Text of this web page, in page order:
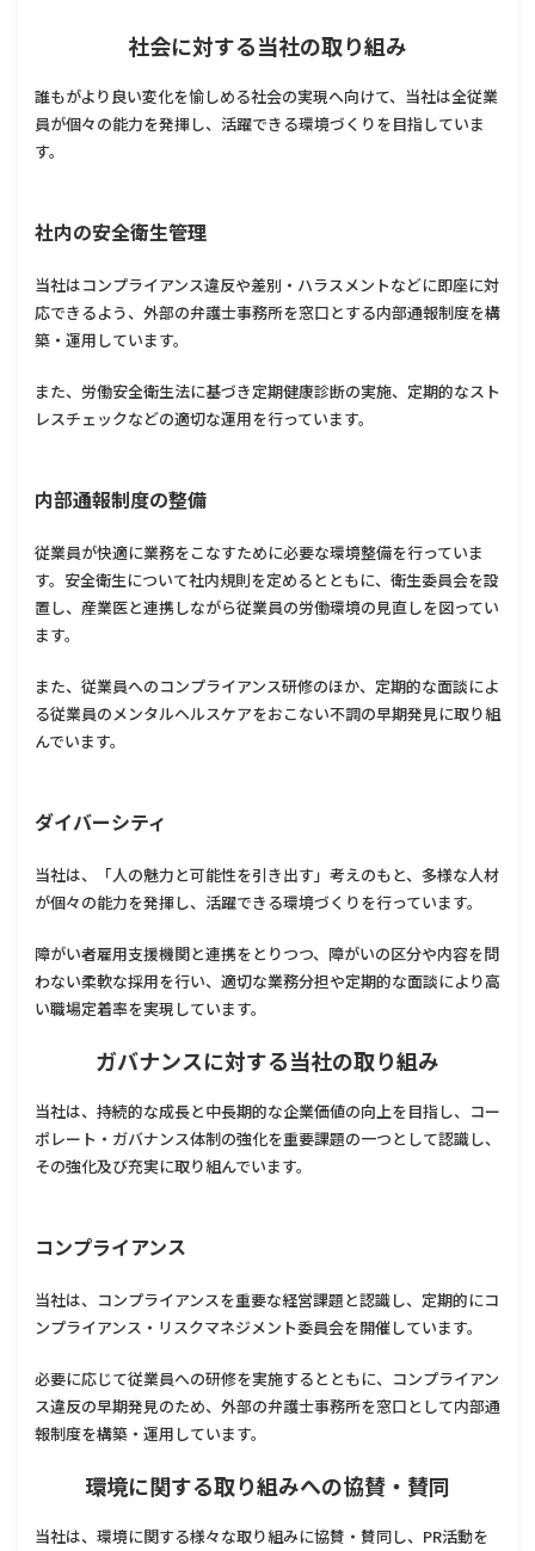
社会に対する当社の取り組み
誰もがより良い変化を愉しめる社会の実現へ向けて、当社は全従業
員が個々の能力を発揮し、活躍できる環境づくりを目指していま
す。
社内の安全衛生管理
当社はコンプライアンス違反や差別・ハラスメントなどに即座に対
応できるよう、外部の弁護士事務所を窓口とする内部通報制度を構
築・運用しています。
また、労働安全衛生法に基づき定期健康診断の実施、定期的なスト
レスチェックなどの適切な運用を行っています。
内部通報制度の整備
従業員が快適に業務をこなすために必要な環境整備を行っていま
す。安全衛生について社内規則を定めるとともに、衛生委員会を設
置し、産業医と連携しながら従業員の労働環境の見直しを図ってい
ます。
また、従業員へのコンプライアンス研修のほか、定期的な面談によ
る従業員のメンタルヘルスケアをおこない不調の早期発見に取り組
んでいます。
ダイバーシティ
当社は、「人の魅力と可能性を引き出す」考えのもと、多様な人材
が個々の能力を発揮し、活躍できる環境づくりを行っています。
障がい者雇用支援機関と連携をとりつつ、障がいの区分や内容を問
わない柔軟な採用を行い、適切な業務分担や定期的な面談により高
い職場定着率を実現しています。
ガバナンスに対する当社の取り組み
当社は、持続的な成長と中長期的な企業価値の向上を目指し、コー
ポレート・ガバナンス体制の強化を重要課題の一つとして認識し、
その強化及び充実に取り組んでいます。
コンプライアンス
当社は、コンプライアンスを重要な経営課題と認識し、定期的にコ
ンプライアンス・リスクマネジメント委員会を開催しています。
必要に応じて従業員への研修を実施するとともに、コンプライアン
ス違反の早期発見のため、外部の弁護士事務所を窓口として内部通
報制度を構築・運用しています。
環境に関する取り組みへの協賛・賛同
当社は、環境に関する様々な取り組みに協賛・賛同し、PR活動を